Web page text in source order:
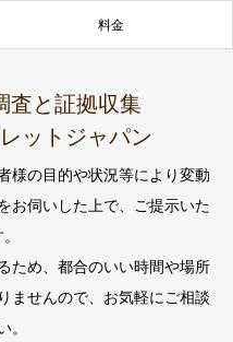
料金
査と証拠収集
ットジャパン
様の目的や状況等により変動
お伺いした上で、ご提示いた
ため、都合のいい時間や場所
ませんので、お気軽にご相談
。